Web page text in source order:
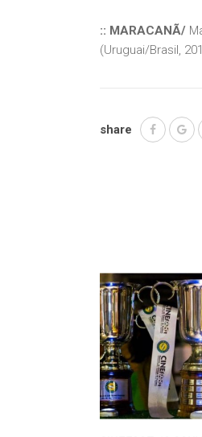
:: MARACANÃ/
(Uruguai/Brasil,
share